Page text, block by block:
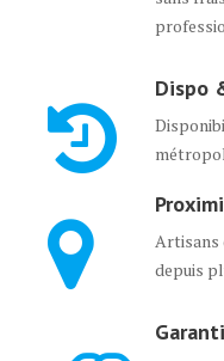
Dispo
Artisans
depuis